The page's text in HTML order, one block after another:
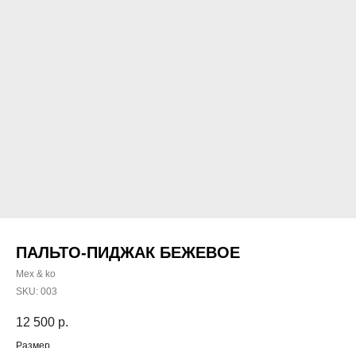
ПАЛЬТО-ПИДЖАК БЕЖЕВОЕ
Mex & ko
SKU: 003
12 500 р.